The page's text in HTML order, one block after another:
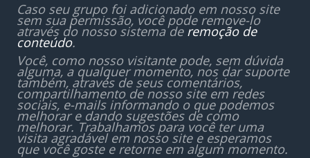
Caso seu grupo foi adicionado em nosso site
sem sua permissão, você pode remove-lo
através do nosso sistema de remoção de
conteúdo.
Você, como nosso visitante pode, sem dúvida
alguma, a qualquer momento, nos dar suporte
também, através de seus comentários,
compartilhamento de nosso site em redes
sociais, e-mails informando o que podemos
melhorar e dando sugestões de como
melhorar. Trabalhamos para você ter uma
visita agradável em nosso site e esperamos
que você goste e retorne em algum momento.